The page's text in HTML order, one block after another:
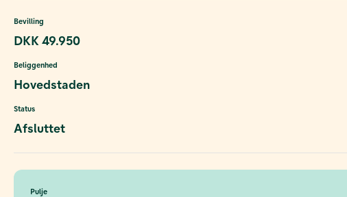
Bevilling
DKK 49.950
Beliggenhed
Hovedstaden
Status
Afsluttet
Pulje